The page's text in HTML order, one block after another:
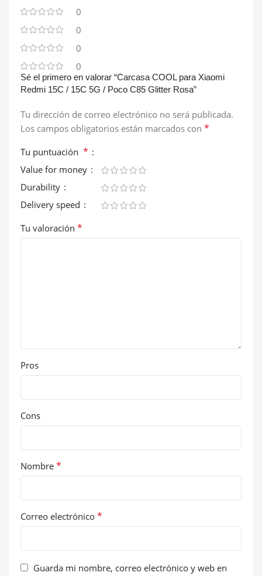
0
0
0
0
Sé el primero en valorar “Carcasa COOL para Xiaomi
Redmi 15C / 15C 5G / Poco C85 Glitter Rosa”
Tu dirección de correo electrónico no será publicada.
Los campos obligatorios están marcados con *
Tu puntuación *
Value for money
Durability
Delivery speed
Tu valoración *
Pros
Cons
Nombre *
Correo electrónico *
Guarda mi nombre, correo electrónico y web en